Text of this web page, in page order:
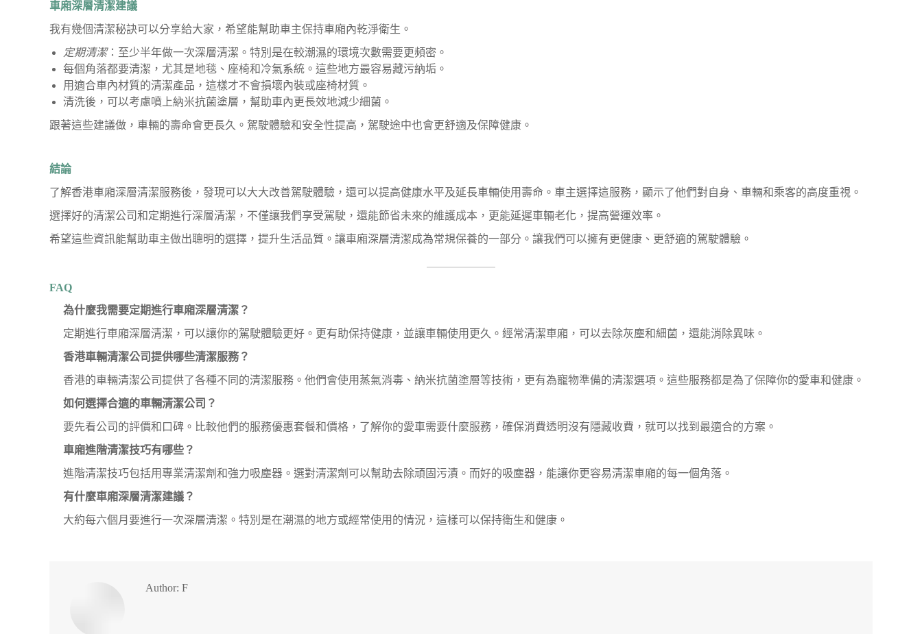
車廂深層清潔建議
我有幾個清潔秘訣可以分享給大家，希望能幫助車主保持車廂內乾淨衛生。
定期清潔：至少半年做一次深層清潔。特別是在較潮濕的環境次數需要更頻密。
每個角落都要清潔，尤其是地毯、座椅和冷氣系統。這些地方最容易藏污納垢。
用適合車內材質的清潔產品，這樣才不會損壞內裝或座椅材質。
清洗後，可以考慮噴上納米抗菌塗層，幫助車內更長效地減少細菌。
跟著這些建議做，車輛的壽命會更長久。駕駛體驗和安全性提高，駕駛途中也會更舒適及保障健康。
結論
了解香港車廂深層清潔服務後，發現可以大大改善駕駛體驗，還可以提高健康水平及延長車輛使用壽命。車主選擇這服務，顯示了他們對自身、車輛和乘客的高度重視。
選擇好的清潔公司和定期進行深層清潔，不僅讓我們享受駕駛，還能節省未來的維護成本，更能延遲車輛老化，提高營運效率。
希望這些資訊能幫助車主做出聰明的選擇，提升生活品質。讓車廂深層清潔成為常規保養的一部分。讓我們可以擁有更健康、更舒適的駕駛體驗。
FAQ
為什麼我需要定期進行車廂深層清潔？
定期進行車廂深層清潔，可以讓你的駕駛體驗更好。更有助保持健康，並讓車輛使用更久。經常清潔車廂，可以去除灰塵和細菌，還能消除異味。
香港車輛清潔公司提供哪些清潔服務？
香港的車輛清潔公司提供了各種不同的清潔服務。他們會使用蒸氣消毒、納米抗菌塗層等技術，更有為寵物準備的清潔選項。這些服務都是為了保障你的愛車和健康。
如何選擇合適的車輛清潔公司？
要先看公司的評價和口碑。比較他們的服務優惠套餐和價格，了解你的愛車需要什麼服務，確保消費透明沒有隱藏收費，就可以找到最適合的方案。
車廂進階清潔技巧有哪些？
進階清潔技巧包括用專業清潔劑和強力吸塵器。選對清潔劑可以幫助去除頑固污漬。而好的吸塵器，能讓你更容易清潔車廂的每一個角落。
有什麼車廂深層清潔建議？
大約每六個月要進行一次深層清潔。特別是在潮濕的地方或經常使用的情況，這樣可以保持衛生和健康。
Author: F